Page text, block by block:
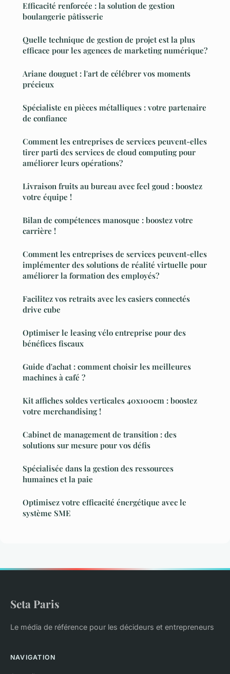
Efficacité renforcée : la solution de gestion
boulangerie pâtisserie
Quelle technique de gestion de projet est la plus
efficace pour les agences de marketing numérique?
Ariane douguet : l'art de célébrer vos moments
précieux
Spécialiste en pièces métalliques : votre partenaire
de confiance
Comment les entreprises de services peuvent-elles
tirer parti des services de cloud computing pour
améliorer leurs opérations?
Livraison fruits au bureau avec feel goud : boostez
votre équipe !
Bilan de compétences manosque : boostez votre
carrière !
Comment les entreprises de services peuvent-elles
implémenter des solutions de réalité virtuelle pour
améliorer la formation des employés?
Facilitez vos retraits avec les casiers connectés
drive cube
Optimiser le leasing vélo entreprise pour des
bénéfices fiscaux
Guide d'achat : comment choisir les meilleures
machines à café ?
Kit affiches soldes verticales 40x100cm : boostez
votre merchandising !
Cabinet de management de transition : des
solutions sur mesure pour vos défis
Spécialisée dans la gestion des ressources
humaines et la paie
Optimisez votre efficacité énergétique avec le
système SME
Seta Paris
Le média de référence pour les décideurs et entrepreneurs
NAVIGATION